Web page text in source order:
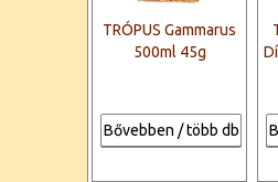
TRÓPUS Gammarus
500ml 45g
Bővebben / több db